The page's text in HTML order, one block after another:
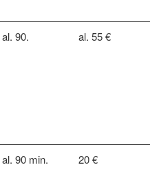
al. 90. al. 55 €
al. 90 min. 20 €